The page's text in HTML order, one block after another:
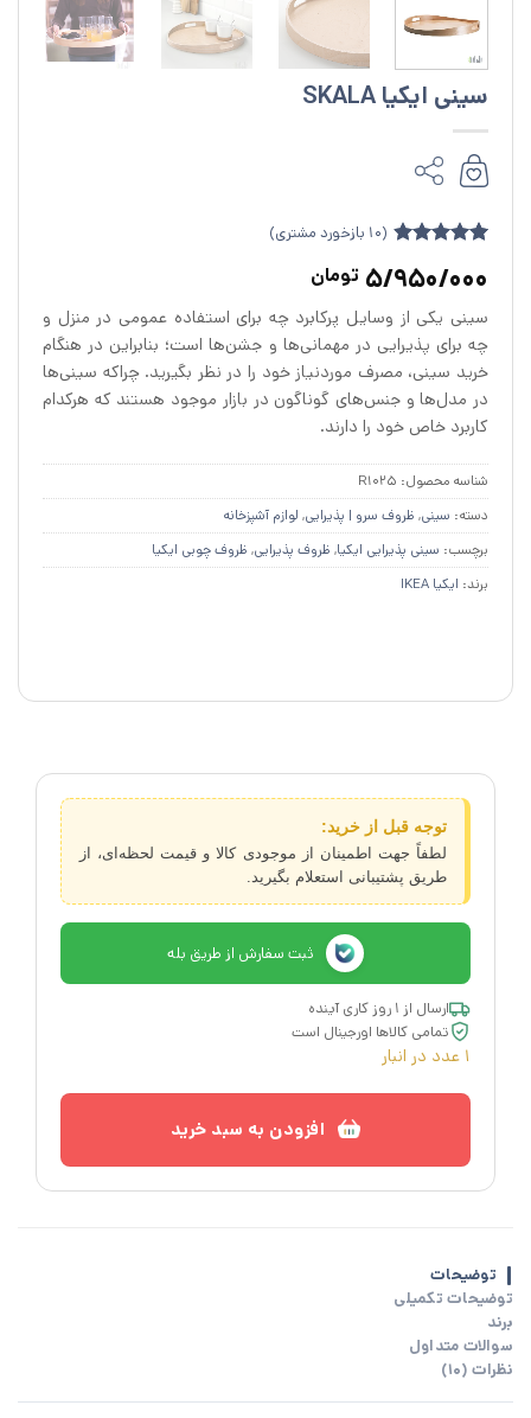
سینی ایکیا SKALA
4.9از 5 در
مشتری
(
10 بازخورد مشتری)
5/950/000 تومان
سینی یکی از وسایل پرکابرد چه برای استفاده عمومی در منزل و
چه برای پذیرایی در مهمانی‌ها و جشن‌ها است؛ بنابراین در هنگام
خرید سینی، مصرف موردنیاز خود را در نظر بگیرید. چراکه سینی‌ها
در مدل‌ها و جنس‌های گوناگون در بازار موجود هستند که هرکدام
کاربرد خاص خود را دارند.
شناسه محصول: R1025
دسته: سینی, ظروف سرو | پذیرایی, لوازم آشپزخانه
برچسب: سینی پذیرایی ایکیا, ظروف پذیرایی, ظروف چوبی ایکیا
برند: ایکیا IKEA
توجه قبل از خرید:
لطفاً جهت اطمینان از موجودی کالا و قیمت لحظه‌ای، از
طریق پشتیبانی استعلام بگیرید.
ثبت سفارش از طریق بله
ارسال از ۱ روز کاری آینده
تمامی کالاها اورجینال است
1 عدد در انبار
افزودن به سبد خرید
توضیحات
توضیحات تکمیلی
برند
سوالات متداول
نظرات (10)